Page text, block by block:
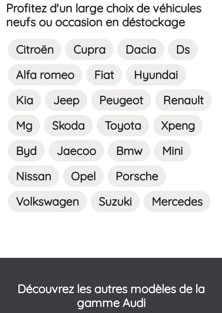
Profitez d'un large choix de véhicules
neufs ou occasion en déstockage
Citroën Cupra Dacia
Ds
Alfa romeo
Fiat
Hyundai
Kia
Jeep Peugeot
Renault
Mg
Skoda Toyota
Xpeng
Byd
Jaecoo Bmw
Mini
Nissan
Opel
Porsche
Volkswagen
Suzuki Mercedes
Découvrez les autres modèles de la
gamme Audi